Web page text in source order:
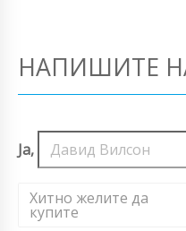
НАПИШИТЕ
Ја,
Хитно желите да
купите